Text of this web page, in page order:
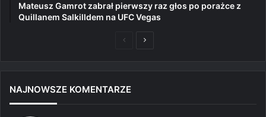
Mateusz Gamrot zabrał pierwszy raz głos po porażce z
Quillanem Salkilldem na UFC Vegas
PoprzedniaNastępna
NAJNOWSZE KOMENTARZE